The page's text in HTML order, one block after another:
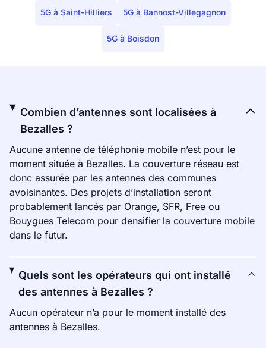
5G à Saint-Hilliers 5G à Bannost-Villegagnon
5G à Boisdon
Combien d’antennes sont localisées à
Bezalles ?
Aucune antenne de téléphonie mobile n’est pour le
moment située à Bezalles. La couverture réseau est
donc assurée par les antennes des communes
avoisinantes. Des projets d’installation seront
probablement lancés par Orange, SFR, Free ou
Bouygues Telecom pour densifier la couverture mobile
dans le futur.
Quels sont les opérateurs qui ont installé
des antennes à Bezalles ?
Aucun opérateur n’a pour le moment installé des
antennes à Bezalles.